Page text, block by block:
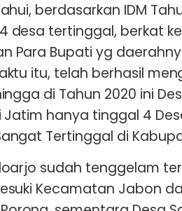
berdasarkan IDM
desa tertinggal, berkat
Para Bupati yg
itu, telah berhasil
di Tahun 2020 ini
hanya tinggal 4
Tertinggal di
sudah tenggelam
Kecamatan Jabon